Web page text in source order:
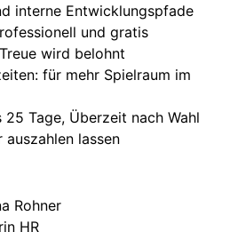
interne Entwicklungspfade
und gratis
wird belohnt
für mehr Spielraum im
25 Tage, Überzeit nach Wahl
lassen
Rohner
HR